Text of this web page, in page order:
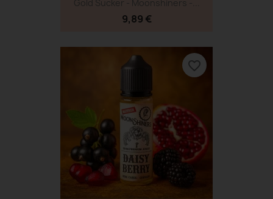
Gold Sucker - Moonshiners -...
9,89 €
favorite_border